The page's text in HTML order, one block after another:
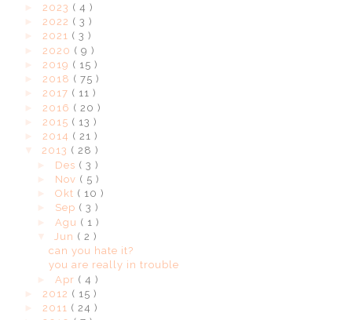
2023 ( 4 )
2022 ( 3 )
2021 ( 3 )
2020 ( 9 )
2019 ( 15 )
2018 ( 75 )
2017 ( 11 )
2016 ( 20 )
2015 ( 13 )
2014 ( 21 )
2013 ( 28 )
Des ( 3 )
Nov ( 5 )
Okt ( 10 )
Sep ( 3 )
Agu ( 1 )
Jun ( 2 )
can you hate it?
you are really in trouble
Apr ( 4 )
2012 ( 15 )
2011 ( 24 )